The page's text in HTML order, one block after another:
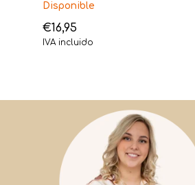
Disponible
€16,95
IVA incluido